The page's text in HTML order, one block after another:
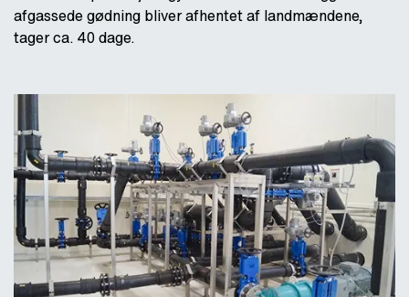
afgassede gødning bliver afhentet af landmændene,
tager ca. 40 dage.